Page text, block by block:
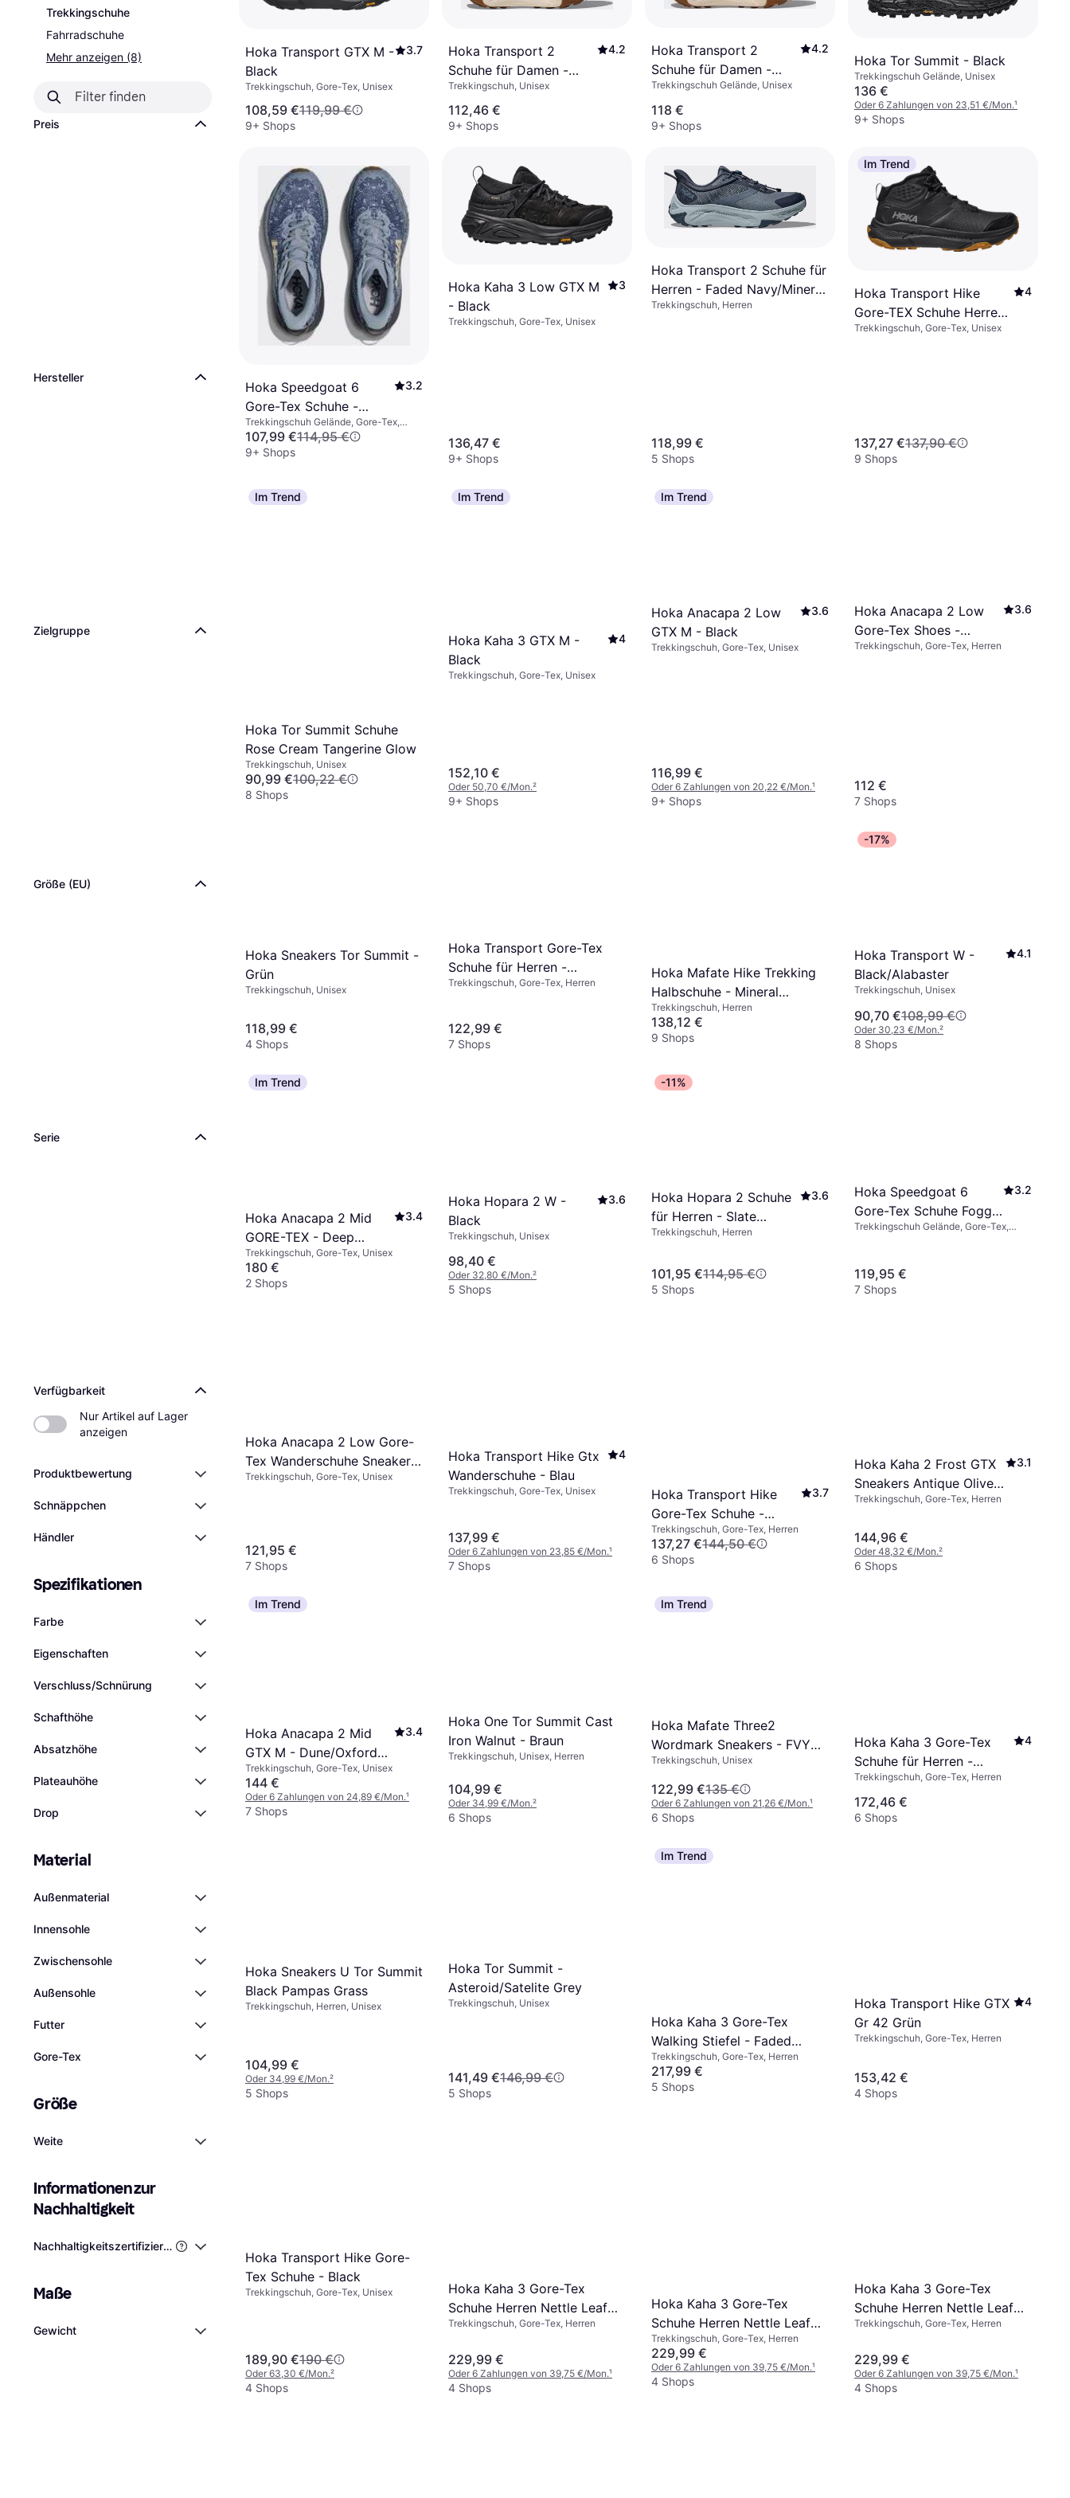
Trekkingschuhe
Fahrradschuhe
Mehr anzeigen (8)
Preis
Hersteller
Zielgruppe
Größe (EU)
Serie
Verfügbarkeit
Nur Artikel auf Lager
anzeigen
Produktbewertung
Schnäppchen
Händler
Spezifikationen
Farbe
Eigenschaften
Verschluss/Schnürung
Schafthöhe
Absatzhöhe
Plateauhöhe
Drop
Material
Außenmaterial
Innensohle
Zwischensohle
Außensohle
Futter
Gore-Tex
Größe
Weite
Informationen zur
Nachhaltigkeit
Nachhaltigkeitszertifizierungen von Drittanbietern
Maße
Gewicht
Hoka Transport GTX M -
Black
3.7
Trekkingschuh, Gore-Tex, Unisex
108,59 €119,99 €
9+ Shops
Hoka Transport 2
Schuhe für Damen -
Alabaster
4.2
Trekkingschuh, Unisex
112,46 €
9+ Shops
Hoka Transport 2
Schuhe für Damen -
Black/Alabaster
4.2
Trekkingschuh Gelände, Unisex
118 €
9+ Shops
Hoka Tor Summit - Black
Trekkingschuh Gelände, Unisex
136 €
Oder 6 Zahlungen von 23,51 €/Mon.¹
9+ Shops
Hoka Speedgoat 6
Gore-Tex Schuhe -
Washed Blue/Asphalt
Grey
3.2
Trekkingschuh Gelände, Gore-Tex,
Herren
107,99 €114,95 €
9+ Shops
Hoka Kaha 3 Low GTX M
- Black
3
Trekkingschuh, Gore-Tex, Unisex
136,47 €
9+ Shops
Hoka Transport 2 Schuhe für
Herren - Faded Navy/Mineral
Blue
Trekkingschuh, Herren
118,99 €
5 Shops
Im Trend
Hoka Transport Hike
Gore-TEX Schuhe Herren
- Black
4
Trekkingschuh, Gore-Tex, Unisex
137,27 €137,90 €
9 Shops
Im Trend
Hoka Tor Summit Schuhe
Rose Cream Tangerine Glow
Trekkingschuh, Unisex
90,99 €100,22 €
8 Shops
Im Trend
Hoka Kaha 3 GTX M -
Black
4
Trekkingschuh, Gore-Tex, Unisex
152,10 €
Oder 50,70 €/Mon.²
9+ Shops
Im Trend
Hoka Anacapa 2 Low
GTX M - Black
3.6
Trekkingschuh, Gore-Tex, Unisex
116,99 €
Oder 6 Zahlungen von 20,22 €/Mon.¹
9+ Shops
Hoka Anacapa 2 Low
Gore-Tex Shoes -
Washed Blue/Mineral
3.6
Trekkingschuh, Gore-Tex, Herren
112 €
7 Shops
Hoka Sneakers Tor Summit -
Grün
Trekkingschuh, Unisex
118,99 €
4 Shops
Hoka Transport Gore-Tex
Schuhe für Herren -
Cement/Stucco
Trekkingschuh, Gore-Tex, Herren
122,99 €
7 Shops
Hoka Mafate Hike Trekking
Halbschuhe - Mineral
Blue/Tumeric
Trekkingschuh, Herren
138,12 €
9 Shops
-17%
Hoka Transport W -
Black/Alabaster
4.1
Trekkingschuh, Unisex
90,70 €108,99 €
Oder 30,23 €/Mon.²
8 Shops
Im Trend
Hoka Anacapa 2 Mid
GORE-TEX - Deep
Umber/Stardust
3.4
Trekkingschuh, Gore-Tex, Unisex
180 €
2 Shops
Hoka Hopara 2 W -
Black
3.6
Trekkingschuh, Unisex
98,40 €
Oder 32,80 €/Mon.²
5 Shops
-11%
Hoka Hopara 2 Schuhe
für Herren - Slate
Blue/Washed Blue
3.6
Trekkingschuh, Herren
101,95 €114,95 €
5 Shops
Hoka Speedgoat 6
Gore-Tex Schuhe Foggy
Night Charcoal Grey
3.2
Trekkingschuh Gelände, Gore-Tex,
119,95 €
7 Shops
Hoka Anacapa 2 Low Gore-
Tex Wanderschuhe Sneakers
- Satellite Grey/Black
Trekkingschuh, Gore-Tex, Unisex
121,95 €
7 Shops
Hoka Transport Hike Gtx
Wanderschuhe - Blau
4
Trekkingschuh, Gore-Tex, Unisex
137,99 €
Oder 6 Zahlungen von 23,85 €/Mon.¹
7 Shops
Hoka Transport Hike
Gore-Tex Schuhe -
Black
3.7
Trekkingschuh, Gore-Tex, Herren
137,27 €144,50 €
6 Shops
Hoka Kaha 2 Frost GTX
Sneakers Antique Olive
Oyster Mushroom
3.1
Trekkingschuh, Gore-Tex, Herren
144,96 €
Oder 48,32 €/Mon.²
6 Shops
Im Trend
Hoka Anacapa 2 Mid
GTX M - Dune/Oxford
Tan
3.4
Trekkingschuh, Gore-Tex, Unisex
144 €
Oder 6 Zahlungen von 24,89 €/Mon.¹
7 Shops
Hoka One Tor Summit Cast
Iron Walnut - Braun
Trekkingschuh, Unisex, Herren
104,99 €
Oder 34,99 €/Mon.²
6 Shops
Im Trend
Hoka Mafate Three2
Wordmark Sneakers - FVY
Grün
Trekkingschuh, Unisex
122,99 €135 €
Oder 6 Zahlungen von 21,26 €/Mon.¹
6 Shops
Hoka Kaha 3 Gore-Tex
Schuhe für Herren -
Faded Navy/Washed Blue
4
Trekkingschuh, Gore-Tex, Herren
172,46 €
6 Shops
Hoka Sneakers U Tor Summit
Black Pampas Grass
Trekkingschuh, Herren, Unisex
104,99 €
Oder 34,99 €/Mon.²
5 Shops
Hoka Tor Summit -
Asteroid/Satelite Grey
Trekkingschuh, Unisex
141,49 €146,99 €
5 Shops
Im Trend
Hoka Kaha 3 Gore-Tex
Walking Stiefel - Faded
Navy/Washed Blue
Trekkingschuh, Gore-Tex, Herren
217,99 €
5 Shops
Hoka Transport Hike GTX
Gr 42 Grün
4
Trekkingschuh, Gore-Tex, Herren
153,42 €
4 Shops
Hoka Transport Hike Gore-
Tex Schuhe - Black
Trekkingschuh, Gore-Tex, Unisex
189,90 €190 €
Oder 63,30 €/Mon.²
4 Shops
Hoka Kaha 3 Gore-Tex
Schuhe Herren Nettle Leaf
Barley Flour - Wandern
Trekkingschuh, Gore-Tex, Herren
229,99 €
Oder 6 Zahlungen von 39,75 €/Mon.¹
4 Shops
Hoka Kaha 3 Gore-Tex
Schuhe Herren Nettle Leaf
Barley Flour - Wandern
Trekkingschuh, Gore-Tex, Herren
229,99 €
Oder 6 Zahlungen von 39,75 €/Mon.¹
4 Shops
Hoka Kaha 3 Gore-Tex
Schuhe Herren Nettle Leaf
Barley Flour - Wandern
Trekkingschuh, Gore-Tex, Herren
229,99 €
Oder 6 Zahlungen von 39,75 €/Mon.¹
4 Shops